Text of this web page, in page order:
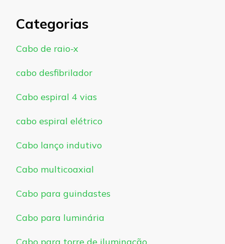
Categorias
Cabo de raio-x
cabo desfibrilador
Cabo espiral 4 vias
cabo espiral elétrico
Cabo lanço indutivo
Cabo multicoaxial
Cabo para guindastes
Cabo para luminária